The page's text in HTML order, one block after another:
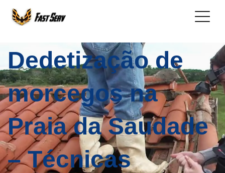
Dedetização de
morcegos na
Praia da Saudade
– Técnicas